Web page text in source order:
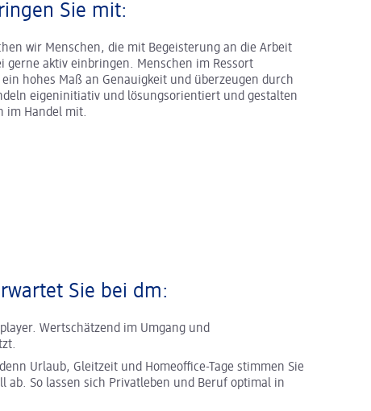
Sie mit:
wir Menschen, die mit Begeisterung an die Arbeit
gerne aktiv einbringen. Menschen im Ressort
hohes Maß an Genauigkeit und überzeugen durch
eigeninitiativ und lösungsorientiert und gestalten
im Handel mit.
Sie bei dm:
Wertschätzend im Umgang und
Urlaub, Gleitzeit und Homeoffice-Tage stimmen Sie
ab. So lassen sich Privatleben und Beruf optimal in